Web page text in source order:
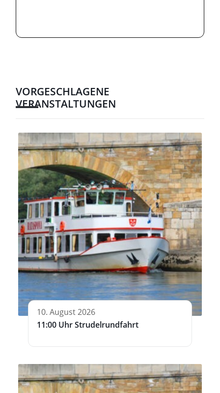
VORGESCHLAGENE
VERANSTALTUNGEN
10. August 2026
11:00 Uhr Strudelrundfahrt